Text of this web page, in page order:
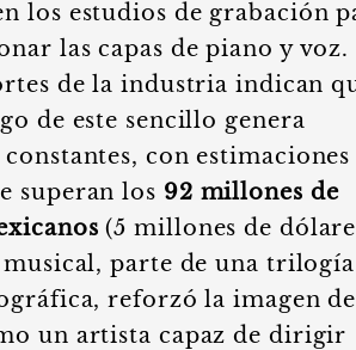
los estudios de grabación
las capas de piano y voz.
de la industria indican
de este sencillo genera
con estimaciones
superan los 92 millones de
(5 millones de
parte de una trilogía
reforzó la imagen de
un artista capaz de dirigir